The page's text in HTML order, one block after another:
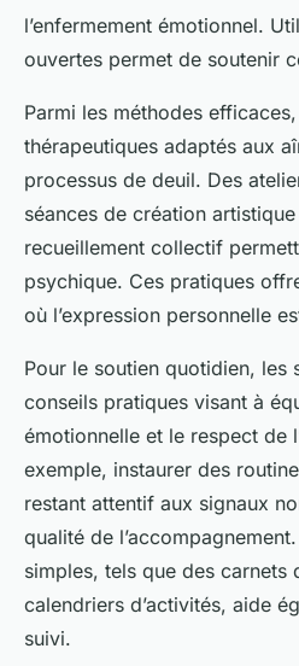
l’enfermement émotionnel.
ouvertes permet de soutenir
Parmi les méthodes
thérapeutiques adaptés aux
processus de deuil. Des
séances de création
recueillement collectif
psychique. Ces pratiques
où l’expression personnelle
Pour le soutien quotidien, les
conseils pratiques visant à
émotionnelle et le respect de
exemple, instaurer des
restant attentif aux signaux
qualité de l’accompagnement.
simples, tels que des carnets
calendriers d’activités, aide
suivi.